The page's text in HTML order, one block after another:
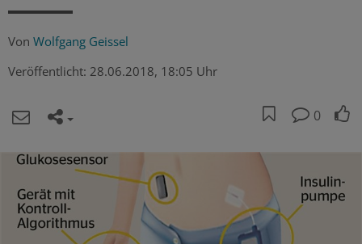
Von Wolfgang Geissel
Veröffentlicht: 28.06.2018, 18:05 Uhr
0